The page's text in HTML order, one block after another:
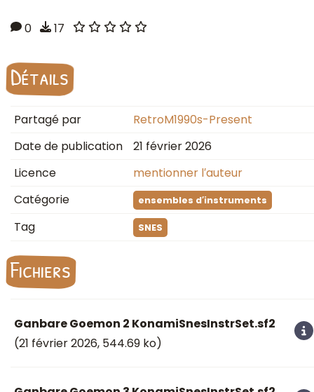
0 17
Détails
Partagé par
RetroM1990s-Present
Date de publication
21 février 2026
Licence
mentionner l′auteur
Catégorie
ensembles d′instruments
Tag SNES
Fichiers
Ganbare Goemon 2 KonamiSnesInstrSet.sf2
(21 février 2026, 544.69 ko)